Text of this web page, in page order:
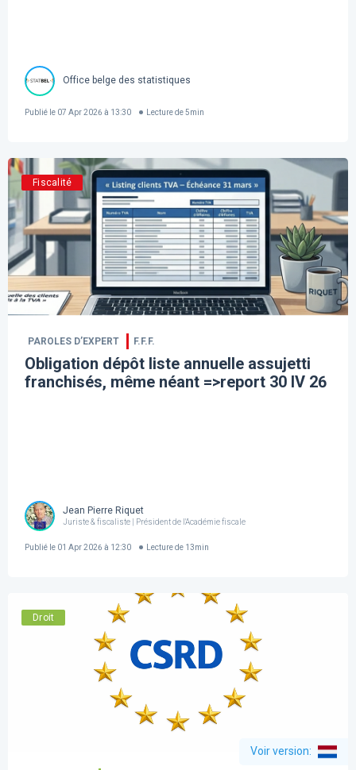
Office belge des statistiques
Publié le 07 Apr 2026 à 13:30 Lecture de 5min
Fiscalité
PAROLES D’EXPERT F.F.F.
Obligation dépôt liste annuelle assujetti
franchisés, même néant =>report 30 IV 26
Jean Pierre Riquet
Juriste & fiscaliste | Président de l'Académie fiscale
Publié le 01 Apr 2026 à 12:30 Lecture de 13min
Droit
Voir version: